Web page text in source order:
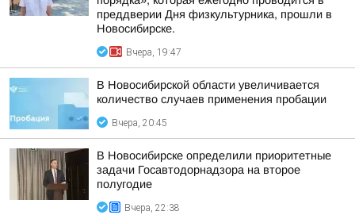
преддверии Дня физкультурника, прошли в
Новосибирске.
Вчера, 19:47
В Новосибирской области увеличивается
количество случаев применения пробации
Вчера, 20:45
В Новосибирске определили приоритетные
задачи Госавтодорнадзора на второе
полугодие
Вчера, 22:38